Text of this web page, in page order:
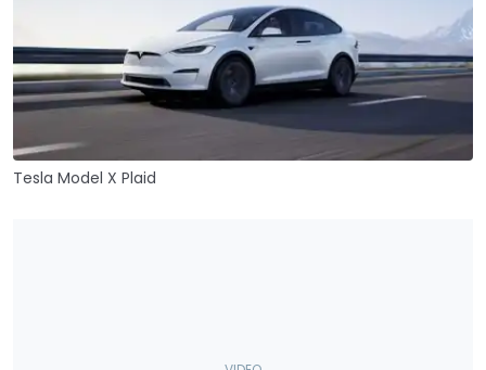
Tesla Model X Plaid